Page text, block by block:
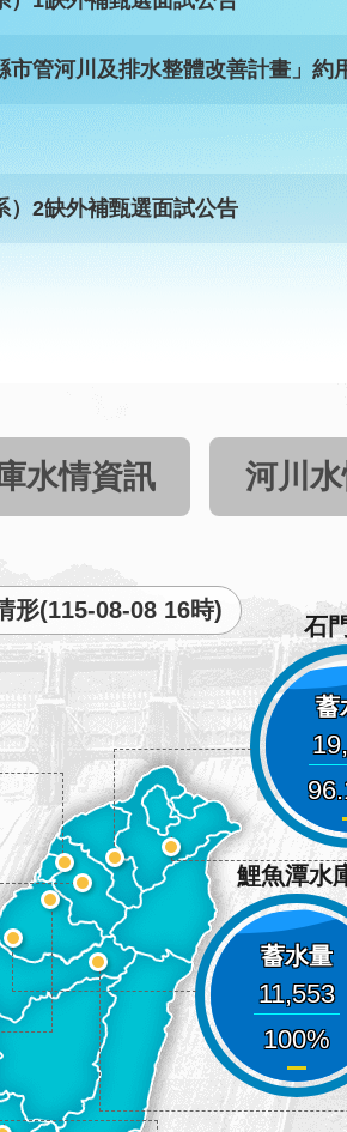
管河川及排水整體改善計畫」約
）2缺外補甄選面試公告
水情資訊 河川
形(115-08-08 16時)
石
蓄
鯉魚潭水
蓄水量
11,553
100